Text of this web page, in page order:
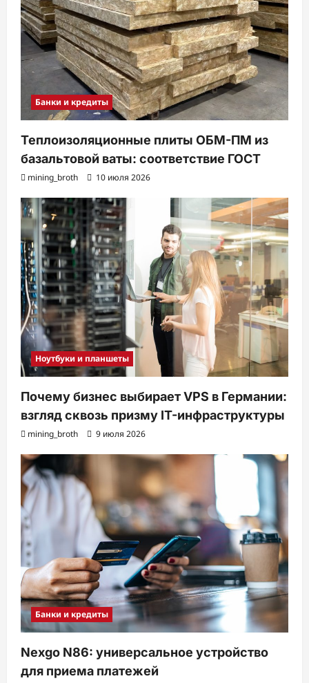
Банки и кредиты
Теплоизоляционные плиты ОБМ-ПМ из
базальтовой ваты: соответствие ГОСТ
mining_broth 10 июля 2026
Ноутбуки и планшеты
Почему бизнес выбирает VPS в Германии:
взгляд сквозь призму IT-инфраструктуры
mining_broth 9 июля 2026
Банки и кредиты
Nexgo N86: универсальное устройство
для приема платежей